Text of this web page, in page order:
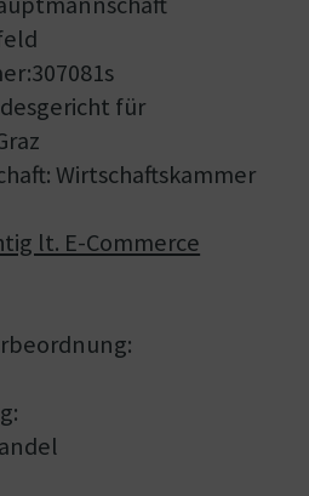
für
Wirtschaftskammer
lt. E-Commerce